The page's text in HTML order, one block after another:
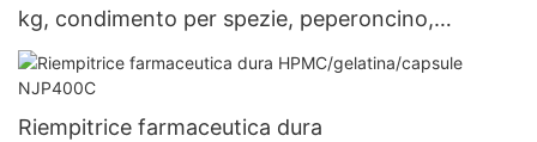
kg, condimento per spezie, peperoncino,
polvere, frullatore
Riempitrice farmaceutica dura